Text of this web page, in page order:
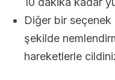
Diğer bir seçenek
şekilde
hareketlerle